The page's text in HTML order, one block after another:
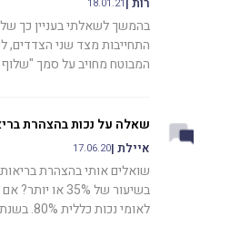
רות |18.01.21
בהמשך לשאלתי בעניין כך
התחייבות מצד שני הצדדים,
המבוטח מחויב על סמך
שאלה על נכות בהצהרת
איילת |17.06.20
שואלים אותי בהצהרת
לאומי נכות כללית 80%. בשנת 2012 ירד ל 60%. משנת 2